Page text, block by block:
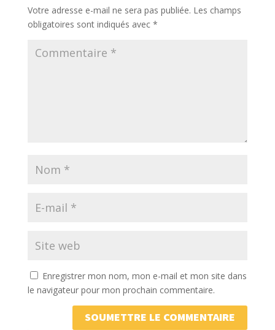
Votre adresse e-mail ne sera pas publiée. Les champs
obligatoires sont indiqués avec *
Enregistrer mon nom, mon e-mail et mon site dans
le navigateur pour mon prochain commentaire.
SOUMETTRE LE COMMENTAIRE